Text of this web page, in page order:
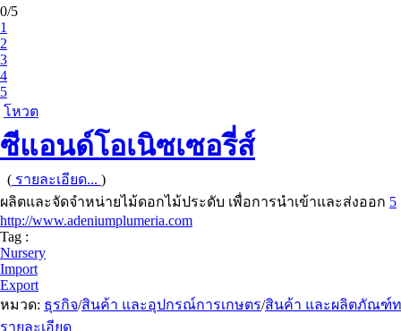
0/5
1
2
3
4
5
โหวต
ซีแอนด์โอเนิซเซอรี่ส์
( รายละเอียด... )
ผลิตและจัดจำหน่ายไม้ดอกไม้ประดับ เพื่อการนำเข้าและส่งออก 5
http://www.adeniumplumeria.com
Tag :
Nursery
Import
Export
หมวด: ธุรกิจ/สินค้า และอุปกรณ์การเกษตร/สินค้า และผลิตภัณฑ์ท
รายละเอียด